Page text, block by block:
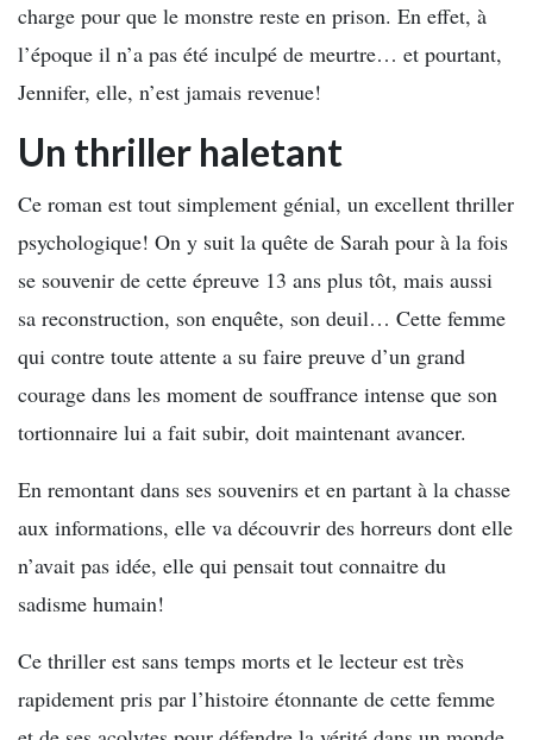
charge pour que le monstre reste en prison. En effet, à
l’époque il n’a pas été inculpé de meurtre… et pourtant,
Jennifer, elle, n’est jamais revenue!
Un thriller haletant
Ce roman est tout simplement génial, un excellent thriller
psychologique! On y suit la quête de Sarah pour à la fois
se souvenir de cette épreuve 13 ans plus tôt, mais aussi
sa reconstruction, son enquête, son deuil… Cette femme
qui contre toute attente a su faire preuve d’un grand
courage dans les moment de souffrance intense que son
tortionnaire lui a fait subir, doit maintenant avancer.
En remontant dans ses souvenirs et en partant à la chasse
aux informations, elle va découvrir des horreurs dont elle
n’avait pas idée, elle qui pensait tout connaitre du
sadisme humain!
Ce thriller est sans temps morts et le lecteur est très
rapidement pris par l’histoire étonnante de cette femme